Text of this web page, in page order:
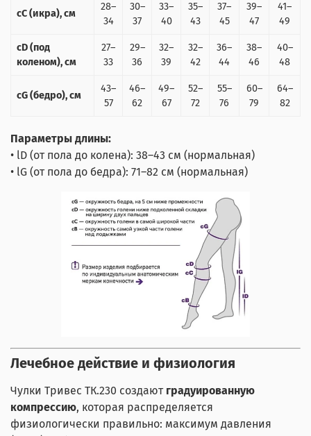
cC (икра), см
28–
34
30–
37
33–
40
35–
43
37–
45
39–
47
41–
49
cD (под
коленом), см
27–
33
29–
36
32–
39
32–
42
36–
44
38–
46
40–
48
cG (бедро), см
43–
57
46–
62
49–
67
52–
72
55–
76
60–
79
64–
82
Параметры длины:
• lD (от пола до колена): 38–43 см (нормальная)
• lG (от пола до бедра): 71–82 см (нормальная)
Лечебное действие и физиология
Чулки Тривес ТК.230 создают градуированную
компрессию, которая распределяется
физиологически правильно: максимум давления